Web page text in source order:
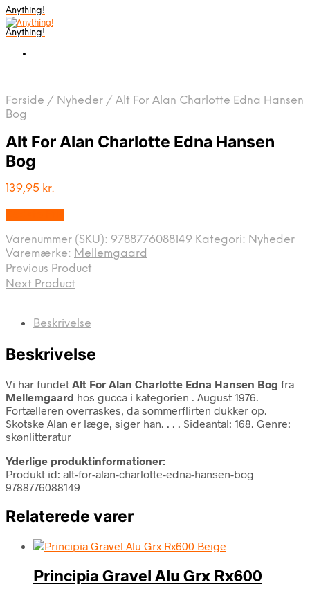
Anything!
Anything!
Forside / Nyheder / Alt For Alan Charlotte Edna Hansen
Bog
Alt For Alan Charlotte Edna Hansen
Bog
139,95 kr.
Varenummer (SKU): 9788776088149 Kategori: Nyheder
Varemærke: Mellemgaard
Previous Product
Next Product
Beskrivelse
Beskrivelse
Vi har fundet Alt For Alan Charlotte Edna Hansen Bog fra
Mellemgaard hos gucca i kategorien . August 1976.
Fortælleren overraskes, da sommerflirten dukker op.
Skotske Alan er læge, siger han. . . . Sideantal: 168. Genre:
skønlitteratur
Yderlige produktinformationer:
Produkt id: alt-for-alan-charlotte-edna-hansen-bog
9788776088149
Relaterede varer
Principia Gravel Alu Grx Rx600